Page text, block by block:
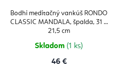
Bodhi meditačný vankúš RONDO
CLASSIC MANDALA, špalda, 31 x
21,5 cm
Skladom (1 ks)
46 €